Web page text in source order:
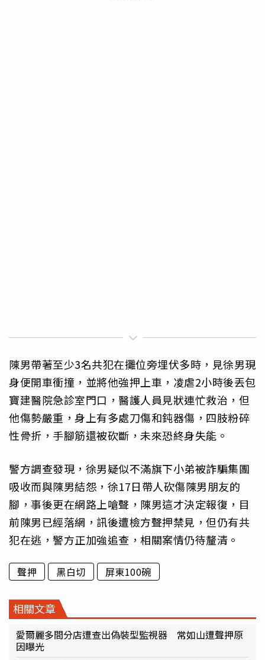
陳男帶著至少3名共犯在攤位旁埋伏多時，見徐男現
身便開車衝撞，並將他強押上車，凌虐2小時後丟包
寶建醫院急診室門口，醫護人員見狀連忙救治，但
他傷勢嚴重，身上有多處刀傷和鈍器傷，四肢粉碎
性骨折，手腳筋還被砍斷，未來恐終身失能。
警方調查發現，徐男疑似不滿旗下小弟被詐騙集團
吸收而與陳男結怨，徐17日帶人砍傷陳男朋友的
腳，事後更在網路上嗆聲，陳男這才決定報復，目
前陳男已經落網，訊後遭檢方聲押禁見，但仍有共
犯在逃，警方正加強追查，相關案情仍待釐清。
聲押 黑白切 屏東100碗
相關文章
愛爾麗多間分店遭查出偽裝型監視器 常如山遭聲押原
因曝光